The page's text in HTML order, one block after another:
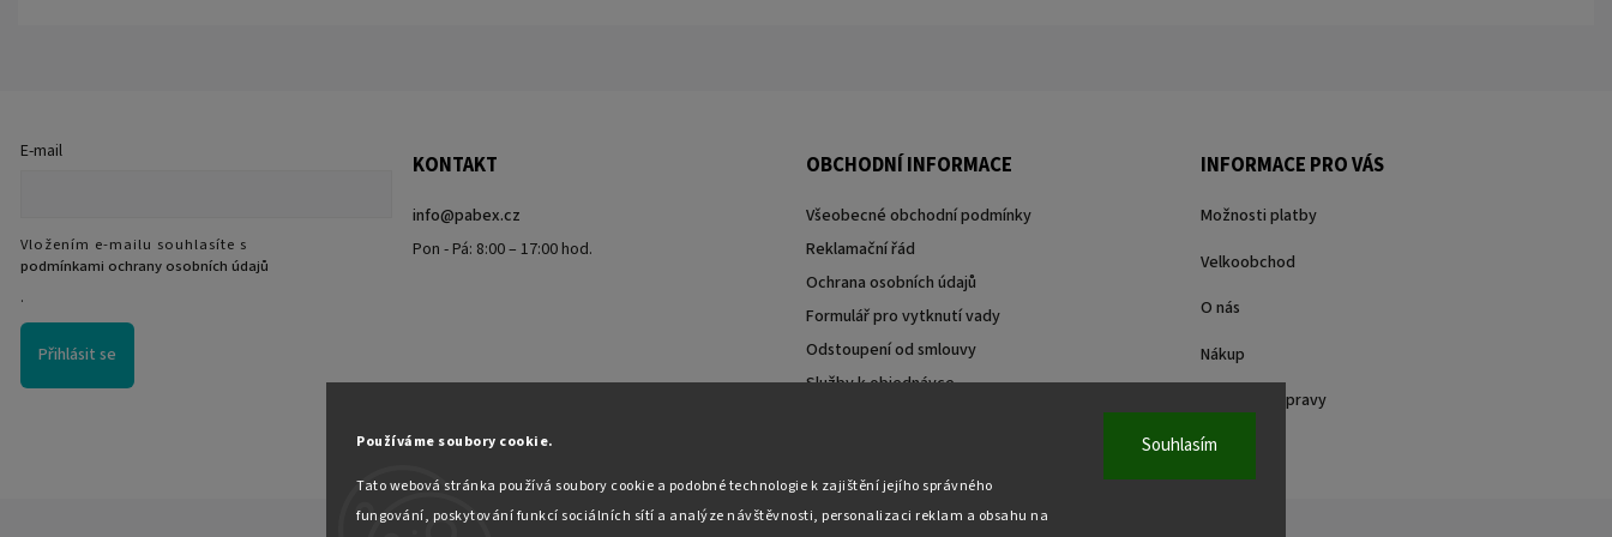
Používáme soubory cookie.
Tato webová stránka používá soubory cookie a podobné technologie k zajištění jejího správného
fungování, poskytování funkcí sociálních sítí a analýze návštěvnosti, personalizaci reklam a obsahu na
Souhlasím
E-mail
Vložením e-mailu souhlasíte s
podmínkami ochrany osobních údajů
.
Přihlásit se
KONTAKT
info@pabex.cz
Pon - Pá: 8:00 – 17:00 hod.
OBCHODNÍ INFORMACE
Všeobecné obchodní podmínky
Reklamační řád
Ochrana osobních údajů
Formulář pro vytknutí vady
Odstoupení od smlouvy
Služby k objednávce
INFORMACE PRO VÁS
Možnosti platby
Velkoobchod
O nás
Nákup
Způsoby dopravy